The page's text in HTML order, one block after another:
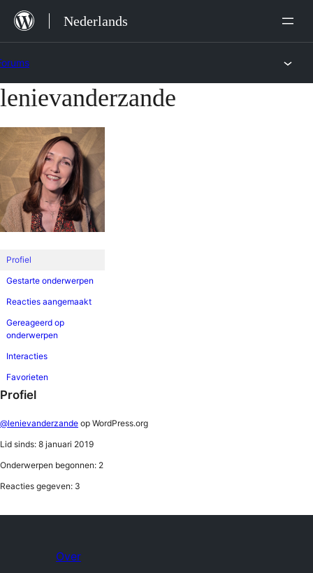
naar
Nederlands
Ga
inhoud
lenievanderzande
Profiel
Gestarte onderwerpen
Reacties aangemaakt
Gereageerd op
onderwerpen
Interacties
Favorieten
Profiel
@lenievanderzande op WordPress.org
Lid sinds: 8 januari 2019
Onderwerpen begonnen: 2
Reacties gegeven: 3
Over